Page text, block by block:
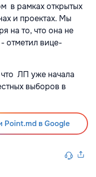
в рамках открытых
и проектах. Мы
на то, что она не
отметил вице-
ЛП уже начала
выборов в
Point.md в Google